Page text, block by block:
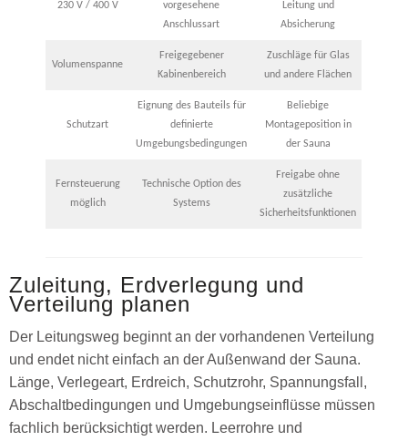
230 V / 400 V
vorgesehene
Anschlussart
Leitung und
Absicherung
Volumenspanne
Freigegebener
Kabinenbereich
Zuschläge für Glas
und andere Flächen
Schutzart
Eignung des Bauteils für
definierte
Umgebungsbedingungen
Beliebige
Montageposition in
der Sauna
Fernsteuerung
möglich
Technische Option des
Systems
Freigabe ohne
zusätzliche
Sicherheitsfunktionen
Zuleitung, Erdverlegung und
Verteilung planen
Der Leitungsweg beginnt an der vorhandenen Verteilung
und endet nicht einfach an der Außenwand der Sauna.
Länge, Verlegeart, Erdreich, Schutzrohr, Spannungsfall,
Abschaltbedingungen und Umgebungseinflüsse müssen
fachlich berücksichtigt werden. Leerrohre und